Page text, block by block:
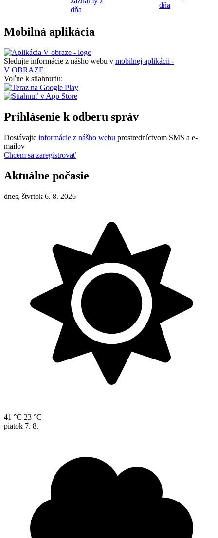
dňa
dňa
Mobilná aplikácia
Sledujte informácie z nášho webu v mobilnej aplikácii -
V OBRAZE.
Voľne k stiahnutiu:
Prihlásenie k odberu správ
Dostávajte informácie z nášho webu prostredníctvom SMS a e-
mailov
Chcem sa zaregistrovať
Aktuálne počasie
dnes, štvrtok 6. 8. 2026
41 °C 23 °C
piatok 7. 8.